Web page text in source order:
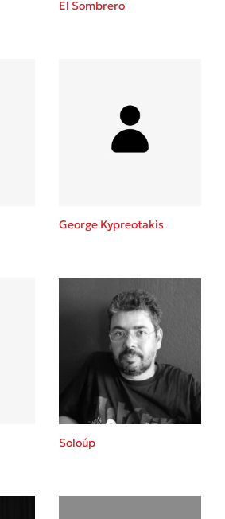
της ζωής σου
El Sombrero
George Kypreotakis
Soloúp